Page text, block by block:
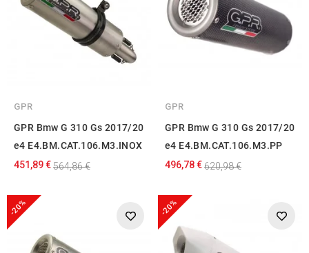
GPR
GPR Bmw G 310 Gs 2017/20
e4 E4.BM.CAT.106.M3.INOX
451,89 €564,86 €
GPR
GPR Bmw G 310 Gs 2017/20
e4 E4.BM.CAT.106.M3.PP
496,78 €620,98 €
-20% -20%